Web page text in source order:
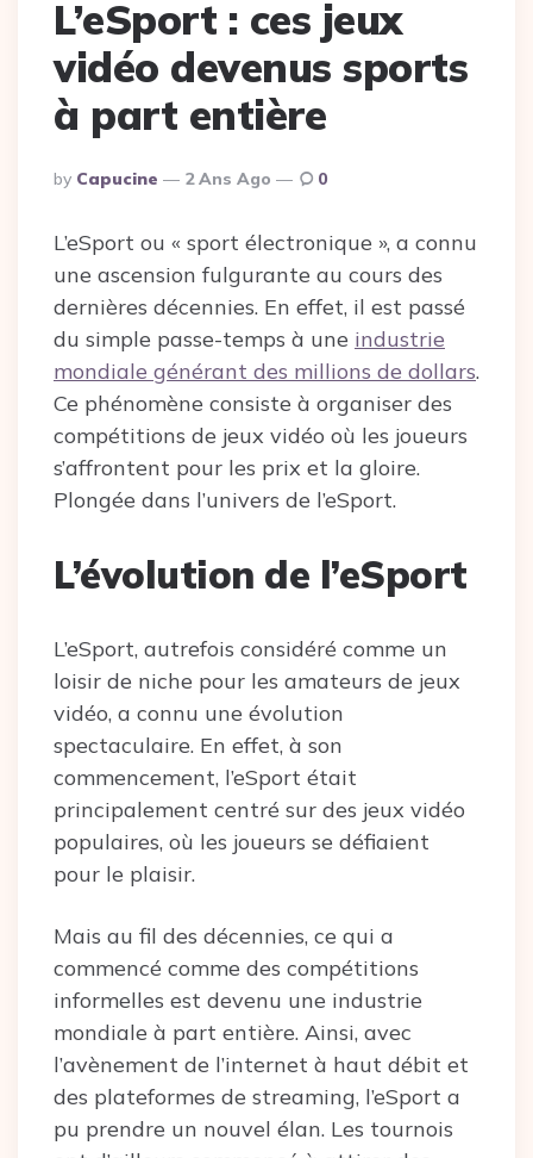
L’eSport : ces jeux
vidéo devenus sports
à part entière
Posted
By
By Capucine 2 Ans Ago 0
L’eSport ou « sport électronique », a connu
une ascension fulgurante au cours des
dernières décennies. En effet, il est passé
du simple passe-temps à une industrie
mondiale générant des millions de dollars.
Ce phénomène consiste à organiser des
compétitions de jeux vidéo où les joueurs
s’affrontent pour les prix et la gloire.
Plongée dans l’univers de l’eSport.
L’évolution de l’eSport
L’eSport, autrefois considéré comme un
loisir de niche pour les amateurs de jeux
vidéo, a connu une évolution
spectaculaire. En effet, à son
commencement, l’eSport était
principalement centré sur des jeux vidéo
populaires, où les joueurs se défiaient
pour le plaisir.
Mais au fil des décennies, ce qui a
commencé comme des compétitions
informelles est devenu une industrie
mondiale à part entière. Ainsi, avec
l’avènement de l’internet à haut débit et
des plateformes de streaming, l’eSport a
pu prendre un nouvel élan. Les tournois